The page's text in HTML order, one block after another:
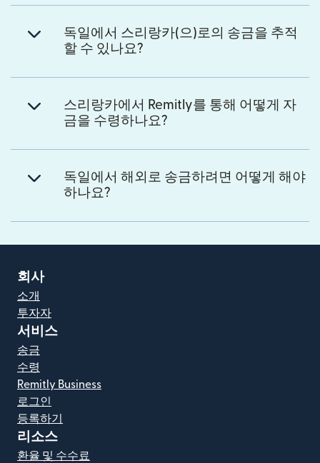
독일에서 스리랑카(으)로의 송금을 추적
할 수 있나요?
스리랑카에서 Remitly를 통해 어떻게 자
금을 수령하나요?
독일에서 해외로 송금하려면 어떻게 해야
하나요?
회사
소개
투자자
서비스
송금
수령
Remitly Business
로그인
등록하기
리소스
환율 및 수수료